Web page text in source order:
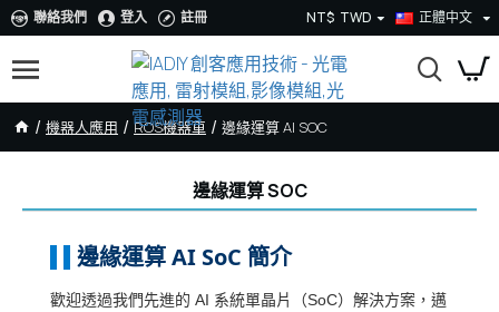
聯絡我們 登入 註冊 NT$ TWD 正體中文
機器人應用 ROS機器車 邊緣運算 AI SOC
邊緣運算 SOC
邊緣運算 AI SoC 簡介
歡迎透過我們先進的 AI 系統單晶片（SoC）解決方案，邁